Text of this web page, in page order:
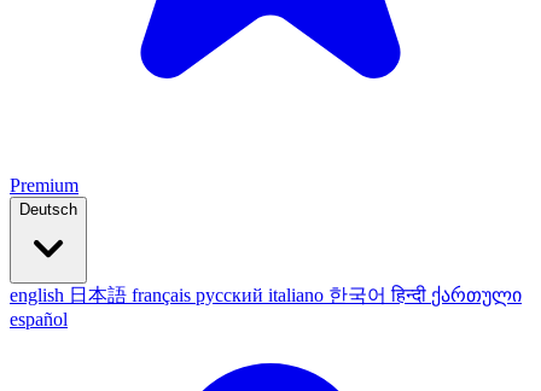
Premium
Deutsch
english 日本語 français русский italiano 한국어हिन्दी ქართული
español